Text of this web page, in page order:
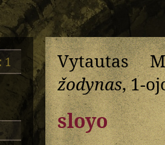
1
Vytautas
žodynas, 1-
sloyo